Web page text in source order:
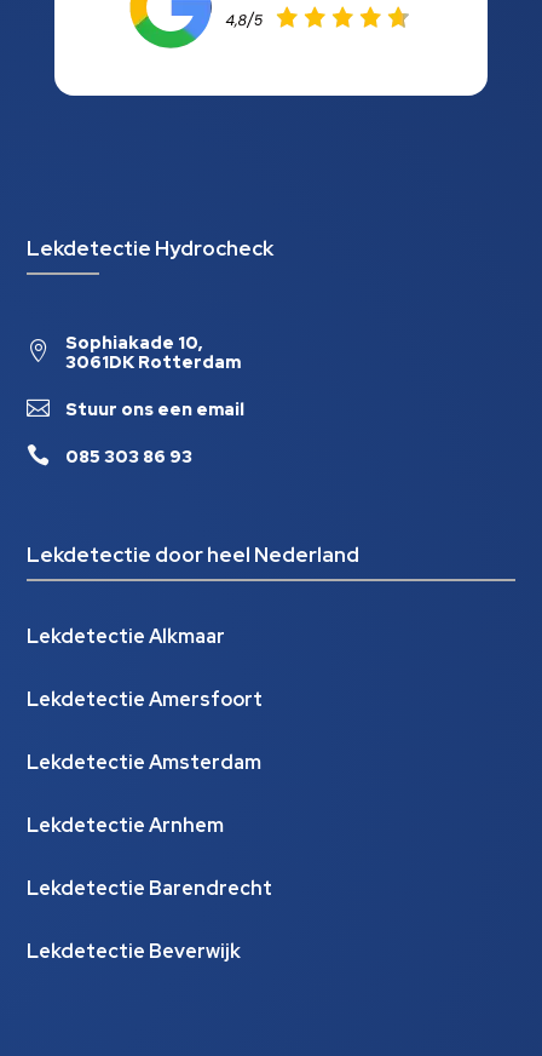
Lekdetectie Hydrocheck

Sophiakade 10,
3061DK Rotterdam
 Stuur ons een email
 085 303 86 93
Lekdetectie door heel Nederland
Lekdetectie Alkmaar
Lekdetectie Amersfoort
Lekdetectie Amsterdam
Lekdetectie Arnhem
Lekdetectie Barendrecht
Lekdetectie Beverwijk